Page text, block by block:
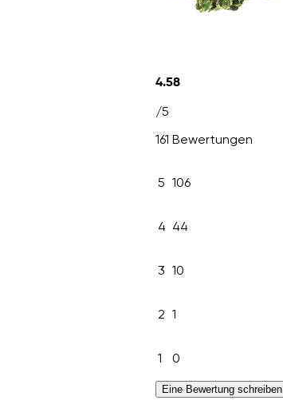
4.58
/5
161 Bewertungen
5 106
4 44
3 10
2 1
1 0
Eine Bewertung schreiben